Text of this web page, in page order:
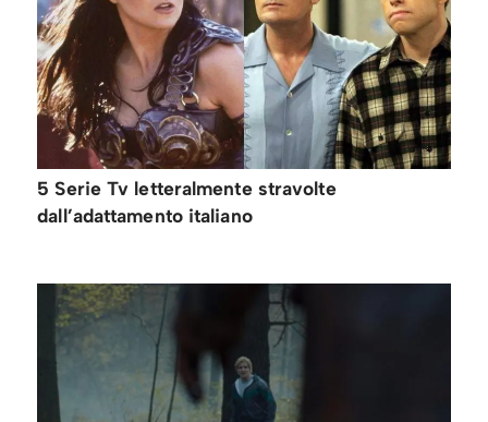
5 Serie Tv letteralmente stravolte
dall’adattamento italiano